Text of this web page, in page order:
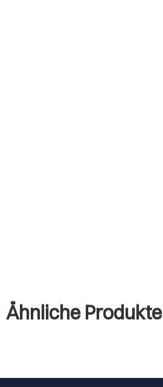
Ähnliche Produkte